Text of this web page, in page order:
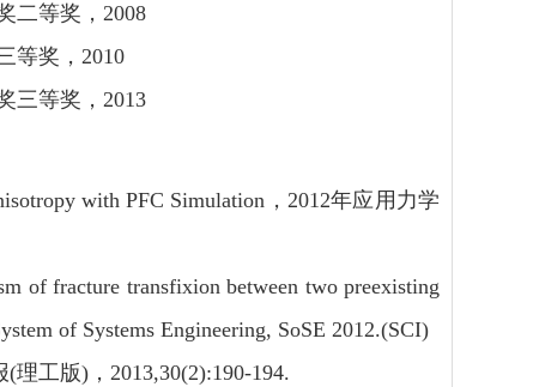
二等奖， 2008
等奖， 2010
三等奖， 2013
with PFC Simulation，2012年应用力学
of fracture transfixion between two preexisting
of Systems Engineering, SoSE 2012.(SCI)
工版)，2013,30(2):190-194.